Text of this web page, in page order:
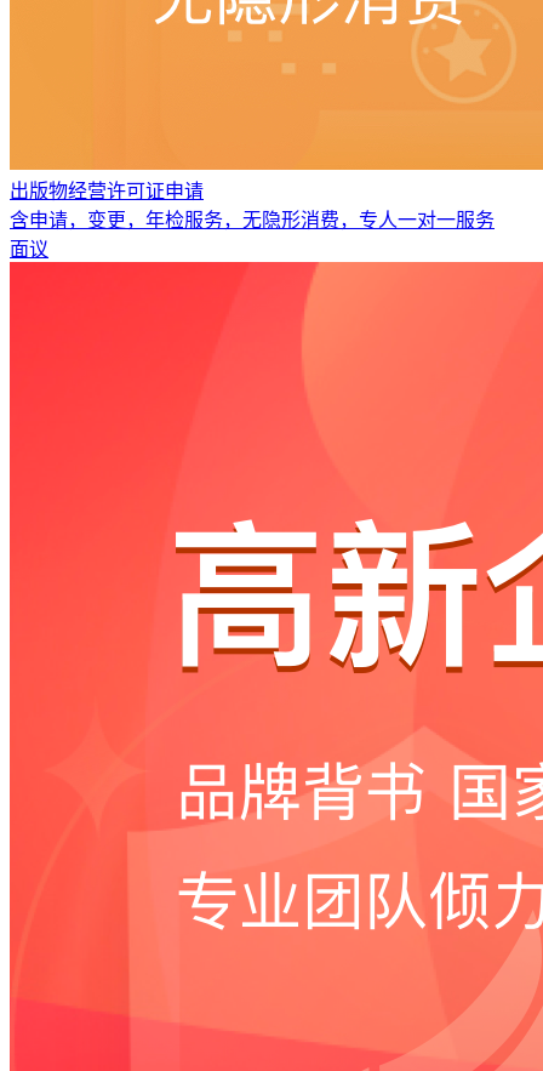
出版物经营许可证申请
含申请，变更，年检服务，无隐形消费，专人一对一服务
面议